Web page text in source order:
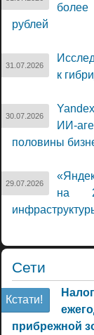
более
рублей
31.07.2026
к
30.07.2026
ИИ-
половины
29.07.2026
на
Сети
Кстати!
прибрежной